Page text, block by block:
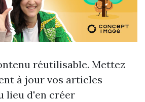
réutilisable. Mettez
à jour vos articles
lieu d'en créer